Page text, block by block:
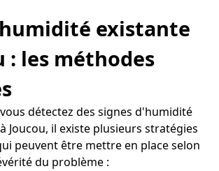
existante
: les méthodes
détectez des signes d'humidité
Joucou, il existe plusieurs stratégies
peuvent être mettre en place selon
du problème :